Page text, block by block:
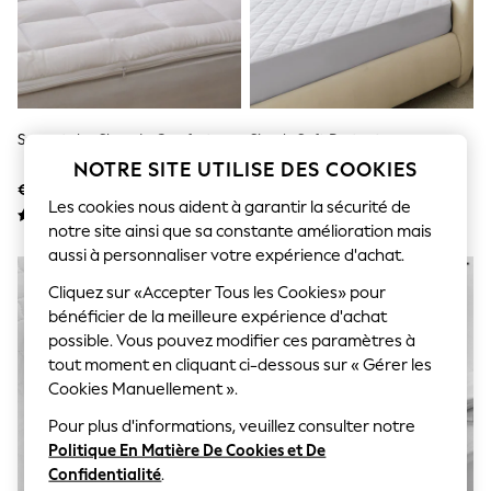
Sunglasses
Men's Holiday Shop
All Swimwear
Accessories
Bags & Luggage
Footwear
Hats
Loafers
Sandals & Flipflops
Shirts
Shorts
T-Shirts
Vests
Boys Holiday Shop
All Swimwear
Ponchos & Toweling sets
Sun Hats & Caps
Polo Shirts
Rash Vests
Sandals & Sliders
Shirts
Surmatelas Sleep In Comfort
€ 65 - € 113
Simply Soft Protector
NOTRE SITE UTILISE DES COOKIES
Les cookies nous aident à garantir la sécurité de
notre site ainsi que sa constante amélioration mais
aussi à personnaliser votre expérience d'achat.
Cliquez sur «Accepter Tous les Cookies» pour
bénéficier de la meilleure expérience d'achat
possible. Vous pouvez modifier ces paramètres à
tout moment en cliquant ci-dessous sur « Gérer les
Cookies Manuellement ».
Pour plus d'informations, veuillez consulter notre
Politique En Matière De Cookies et De
Confidentialité.